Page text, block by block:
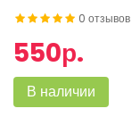
0 отзывов
550р.
В наличии